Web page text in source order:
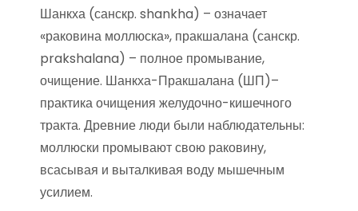
Шанкха (санскр. shankha) – означает
«раковина моллюска», пракшалана (санскр.
prakshalana) – полное промывание,
очищение. Шанкха-Пракшалана (ШП)–
практика очищения желудочно-кишечного
тракта. Древние люди были наблюдательны:
моллюски промывают свою раковину,
всасывая и выталкивая воду мышечным
усилием.